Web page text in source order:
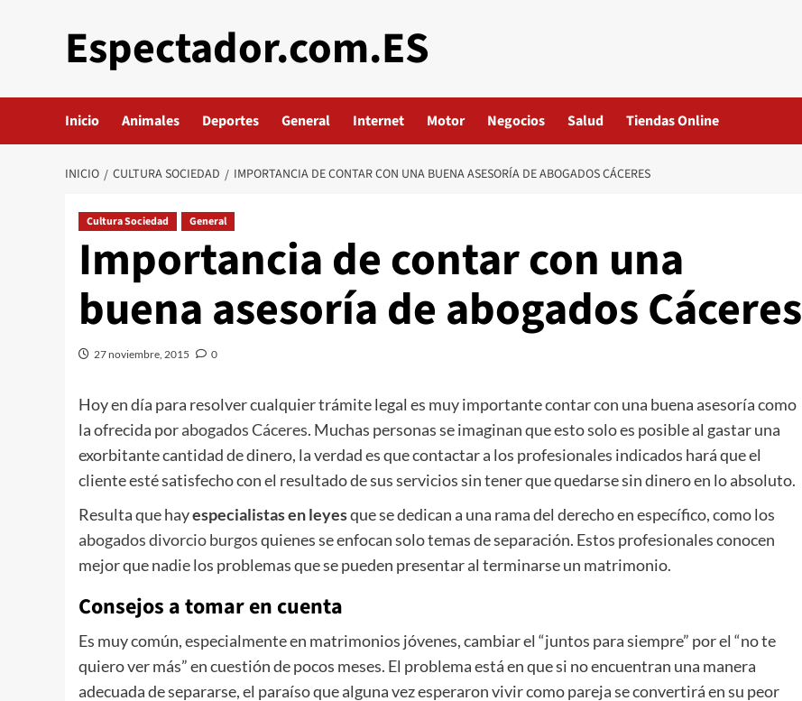
Espectador.com.ES
Inicio Animales Deportes General Internet Motor Negocios Salud Tiendas Online
INICIO CULTURA SOCIEDAD IMPORTANCIA DE CONTAR CON UNA BUENA ASESORÍA DE ABOGADOS CÁCERES
Cultura Sociedad General
Importancia de contar con una
buena asesoría de abogados Cáceres
27 noviembre, 2015 0
Hoy en día para resolver cualquier trámite legal es muy importante contar con una buena asesoría como
la ofrecida porabogados Cáceres. Muchas personas se imaginan que esto solo es posible al gastar una
exorbitante cantidad de dinero, la verdad es que contactar a los profesionales indicados hará que el
cliente esté satisfecho con el resultado de sus servicios sin tener que quedarse sin dinero en lo absoluto.
Resulta que hayespecialistas en leyesque se dedican a una rama del derecho en específico, como los
abogados divorcio burgosquienes se enfocan solo temas de separación. Estos profesionales conocen
mejor que nadie los problemas que se pueden presentar al terminarse un matrimonio.
Consejos a tomar en cuenta
Es muy común, especialmente en matrimonios jóvenes, cambiar el “juntos para siempre” por el “no te
quiero ver más” en cuestión de pocos meses. El problema está en que si no encuentran una manera
adecuada de separarse, el paraíso que alguna vez esperaron vivir como pareja se convertirá en su peor